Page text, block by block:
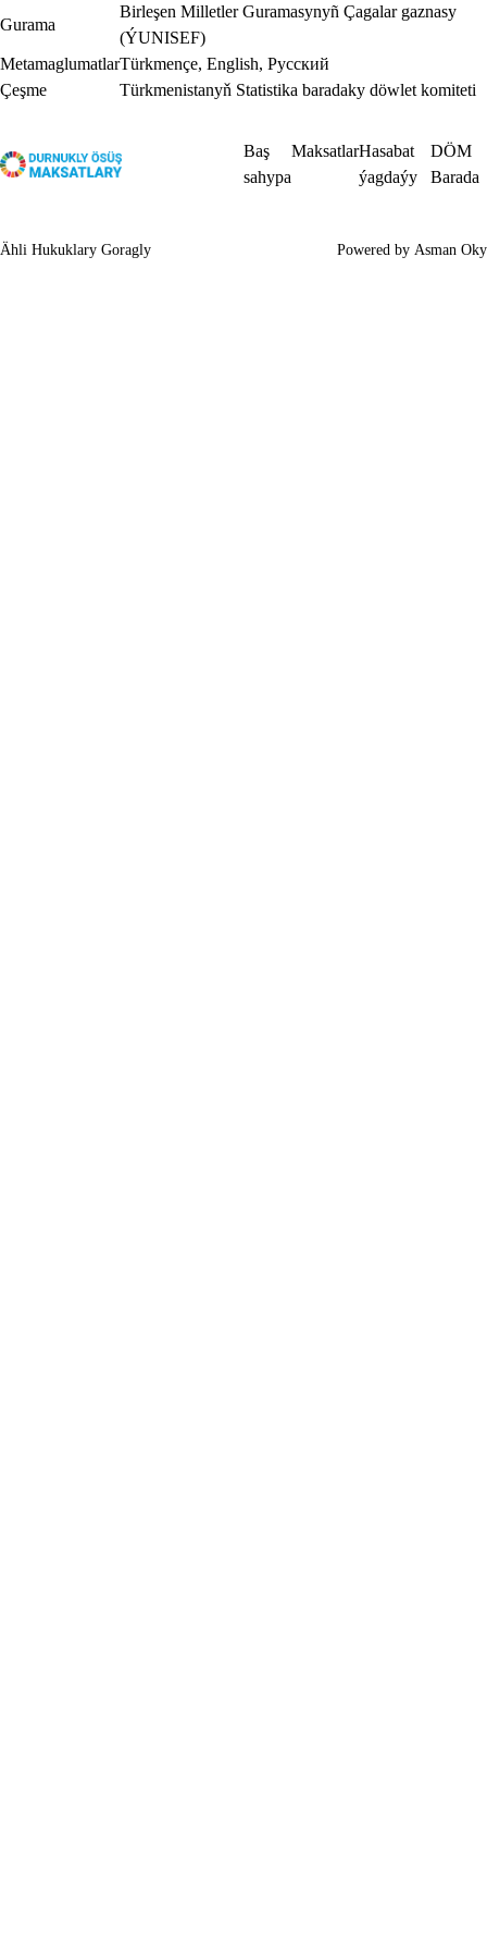
Gurama
Birleşen Milletler Guramasynyñ Çagalar gaznasy
(ÝUNISEF)
MetamaglumatlarTürkmençe, English, Русский
Çeşme
Türkmenistanyň Statistika baradaky döwlet komiteti
Baş
sahypa
MaksatlarHasabat
ýagdaýy
DÖM
Barada
Ähli Hukuklary Goragly Powered by Asman Oky